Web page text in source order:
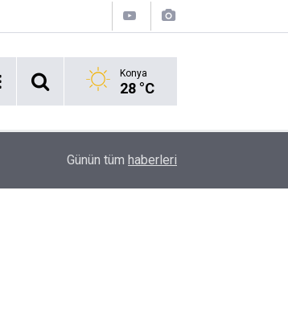
Konya
28 °C
Akaryakıt İstasyonunda Panik: Lastikçi
Günün tüm haberleri